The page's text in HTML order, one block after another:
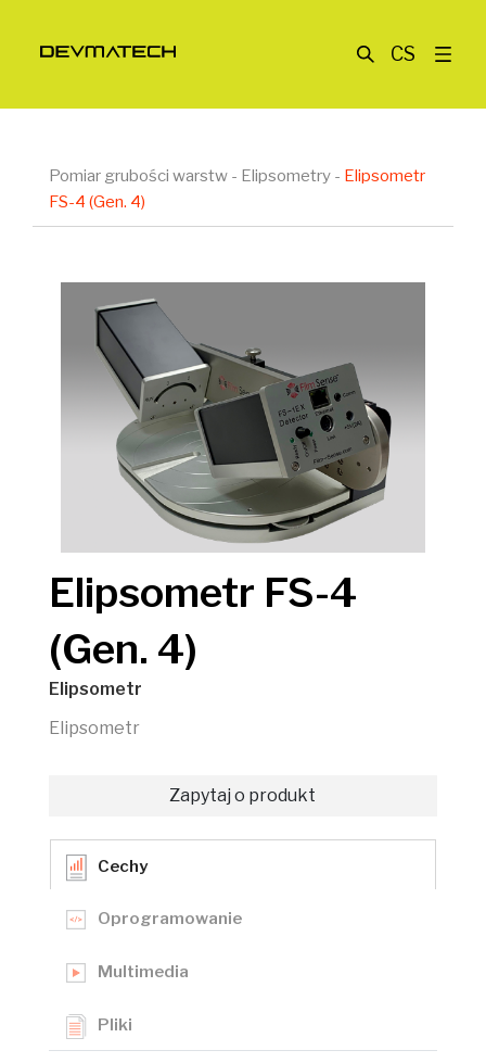
CS
Pomiar grubości warstw- Elipsometry- Elipsometr
FS-4 (Gen. 4)
Elipsometr FS-4
(Gen. 4)
Elipsometr
Elipsometr
Zapytaj o produkt
Cechy
Oprogramowanie
Multimedia
Pliki